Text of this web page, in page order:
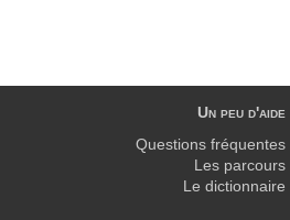
Un peu d'aide
Questions fréquentes
Les parcours
Le dictionnaire